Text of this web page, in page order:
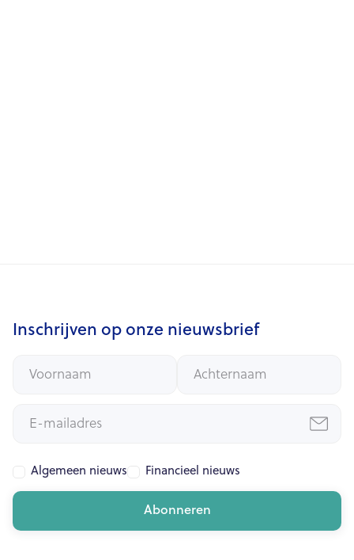
Inschrijven op onze nieuwsbrief
Algemeen nieuws Financieel nieuws